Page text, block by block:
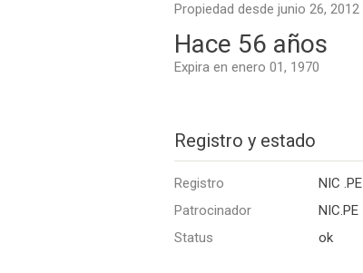
Propiedad desde junio 26, 2012
Hace 56 años
Expira en enero 01, 1970
Registro y estado
Registro
NIC .PE
Patrocinador
NIC.PE
Status
ok